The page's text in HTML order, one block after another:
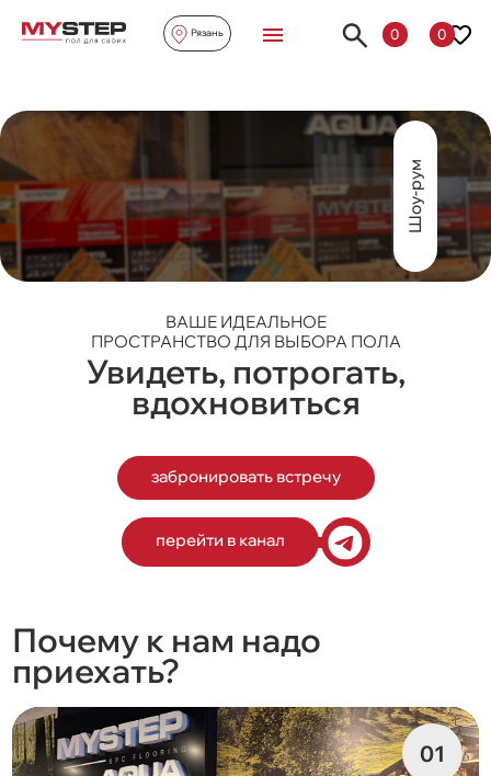
Рязань 0 0
Шоу-рум
ВАШЕ ИДЕАЛЬНОЕ
ПРОСТРАНСТВО ДЛЯ ВЫБОРА ПОЛА
Увидеть, потрогать,
вдохновиться
забронировать встречу
перейти в канал
Почему к нам надо
приехать?